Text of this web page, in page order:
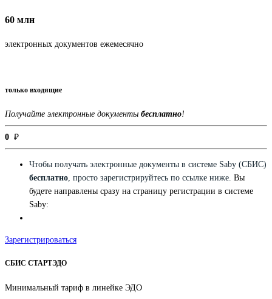
60 млн
электронных документов ежемесячно
только входящие
Получайте электронные документы бесплатно!
0 ₽
Чтобы получать электронные документы в системе Saby (СБИС)
бесплатно , просто зарегистрируйтесь по ссылке ниже. Вы
будете направлены сразу на страницу регистрации в системе
Saby:
Зарегистрироваться
СБИС СТАРТЭДО
Минимальный тариф в линейке ЭДО